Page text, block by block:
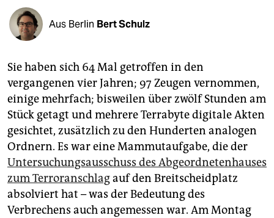
shop
fragen & hilfe
unterstützen
abo
genossenschaft
epaper login
Aus Berlin Bert Schulz
Sie haben sich 64 Mal getroffen in den
vergangenen vier Jahren; 97 Zeugen vernommen,
einige mehrfach; bisweilen über zwölf Stunden am
Stück getagt und mehrere Terrabyte digitale Akten
gesichtet, zusätzlich zu den Hunderten analogen
Ordnern. Es war eine Mammutaufgabe, die der
Untersuchungsausschuss des Abgeordnetenhauses
zum Terroranschlagauf den Breitscheidplatz
absolviert hat – was der Bedeutung des
Verbrechens auch angemessen war. Am Montag